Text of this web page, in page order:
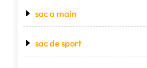
sac a main
sac de sport